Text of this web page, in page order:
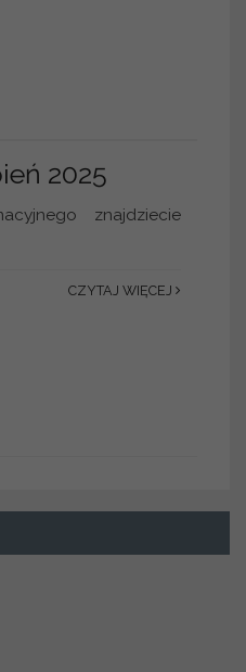
2025
znajdziecie
CZYTAJ WIĘCEJ